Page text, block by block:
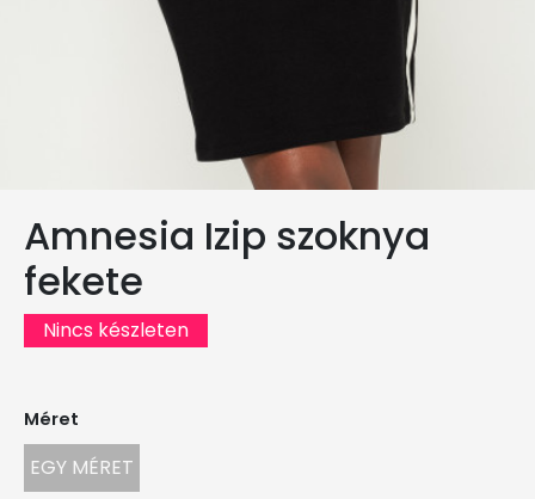
Amnesia Izip szoknya
fekete
Nincs készleten
Méret
EGY MÉRET